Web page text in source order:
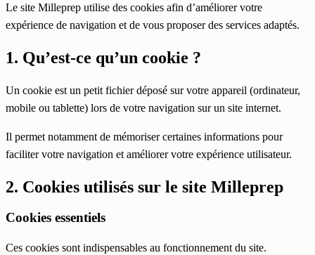
Le site Milleprep utilise des cookies afin d’améliorer votre
expérience de navigation et de vous proposer des services adaptés.
1. Qu’est-ce qu’un cookie ?
Un cookie est un petit fichier déposé sur votre appareil (ordinateur,
mobile ou tablette) lors de votre navigation sur un site internet.
Il permet notamment de mémoriser certaines informations pour
faciliter votre navigation et améliorer votre expérience utilisateur.
2. Cookies utilisés sur le site Milleprep
Cookies essentiels
Ces cookies sont indispensables au fonctionnement du site.